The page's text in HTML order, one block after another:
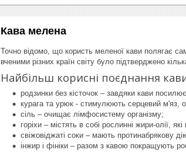
Кава мелена
Точно відомо, що користь меленої кави полягає
вченими різних країн світу було підтверджено
Найбільш корисні поєднання
родзинки без кісточок – завдяки кави
курага та урюк - стимулюють серцевий м'яз,
сіль – очищає лімфосистему організму;
горіхи – містять в собі рослинні жири-олії,
свіжовіджаті соки – мають протинабрякову
інжир і фініки – разом з кавою покращують